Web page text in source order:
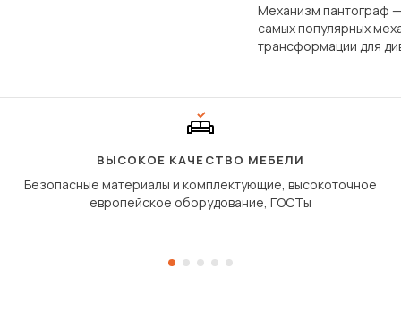
Механизм пантограф
самых популярных
трансформации для
сиденье не
дугообразной
ВЫСОКОЕ КАЧЕСТВО МЕБЕЛИ
Безопасные материалы и комплектующие, высокоточное
европейское оборудование, ГОСТы